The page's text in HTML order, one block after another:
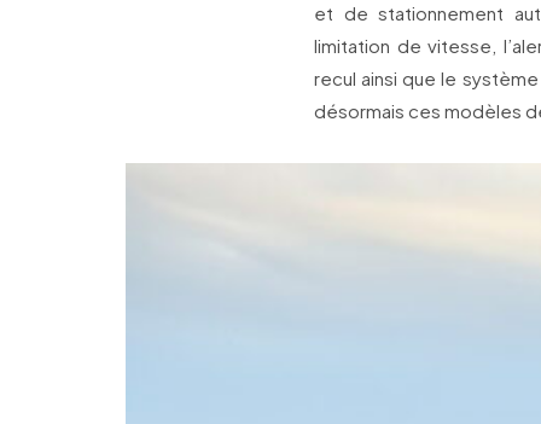
et de stationnement
limitation de vitesse,
recul ainsi que le
désormais ces modèles